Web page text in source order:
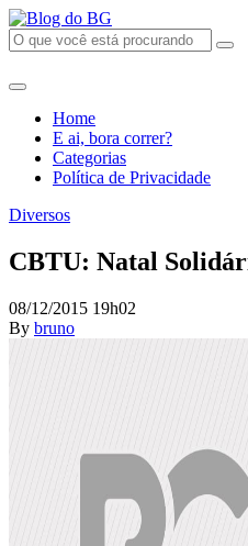
Home
E ai, bora correr?
Categorias
Política de Privacidade
Diversos
CBTU: Natal
08/12/2015 19h02
By bruno